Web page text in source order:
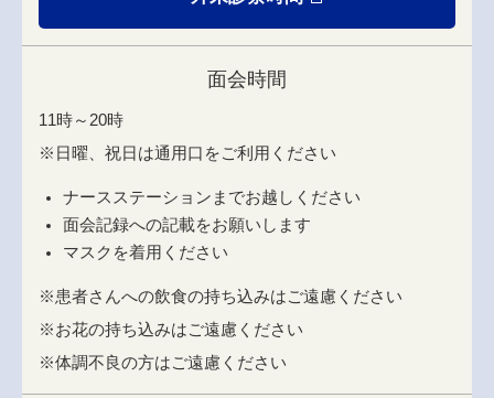
面会時間
11時～20時
※日曜、祝日は通用口をご利用ください
ナースステーションまでお越しください
面会記録への記載をお願いします
マスクを着用ください
※患者さんへの飲食の持ち込みはご遠慮ください
※お花の持ち込みはご遠慮ください
※体調不良の方はご遠慮ください